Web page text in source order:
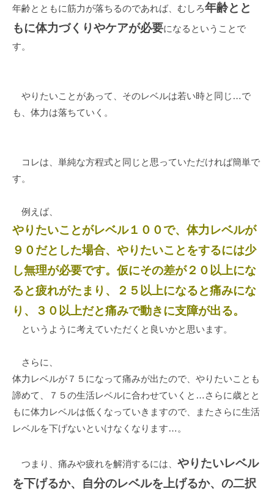
年齢とともに筋力が落ちるのであれば、むしろ年齢とと
もに体力づくりやケアが必要になるということで
す。
やりたいことがあって、そのレベルは若い時と同じ…で
も、体力は落ちていく。
コレは、単純な方程式と同じと思っていただければ簡単で
す。
例えば、
やりたいことがレベル１００で、体力レベルが
９０だとした場合、やりたいことをするには少
し無理が必要です。仮にその差が２０以上にな
ると疲れがたまり、２５以上になると痛みにな
り、３０以上だと痛みで動きに支障が出る。
というように考えていただくと良いかと思います。
さらに、
体力レベルが７５になって痛みが出たので、やりたいことも
諦めて、７５の生活レベルに合わせていくと…さらに歳とと
もに体力レベルは低くなっていきますので、またさらに生活
レベルを下げないといけなくなります…。
つまり、痛みや疲れを解消するには、 やりたいレベル
を下げるか、自分のレベルを上げるか、の二択